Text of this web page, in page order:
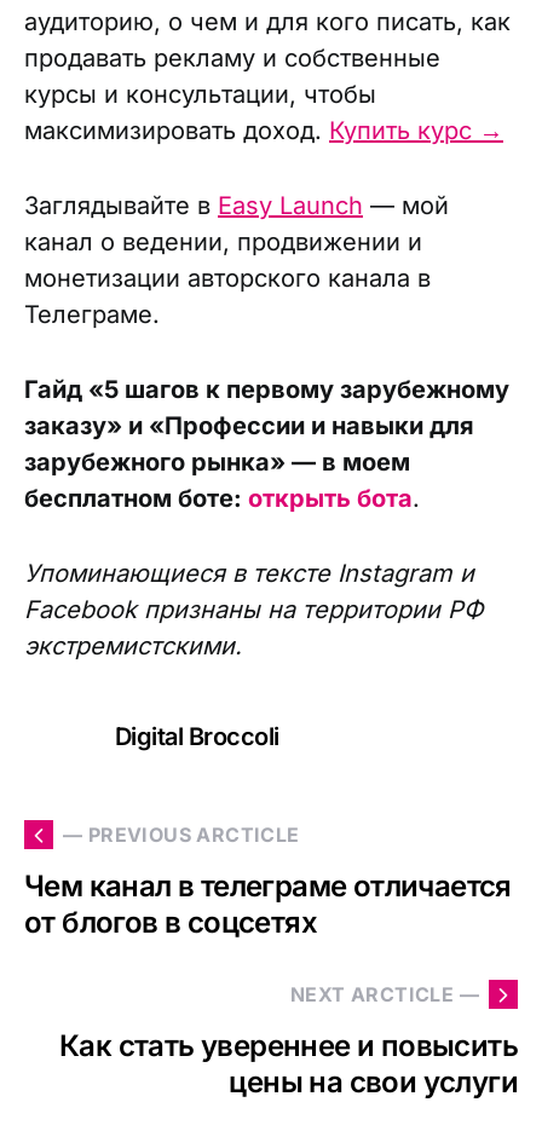
аудиторию, о чем и для кого писать, как
продавать рекламу и собственные
курсы и консультации, чтобы
максимизировать доход. Купить курс →
Заглядывайте в Easy Launch — мой
канал о ведении, продвижении и
монетизации авторского канала в
Телеграме.
Гайд «5 шагов к первому зарубежному
заказу» и «Профессии и навыки для
зарубежного рынка» — в моем
бесплатном боте: открыть бота.
Упоминающиеся в тексте Instagram и
Facebook признаны на территории РФ
экстремистскими.
Digital Broccoli
— PREVIOUS ARCTICLE
Чем канал в телеграме отличается
от блогов в соцсетях
NEXT ARCTICLE —
Как стать увереннее и повысить
цены на свои услуги